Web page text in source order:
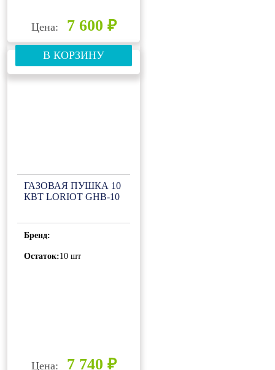
Цена: 7 600 ₽
В КОРЗИНУ
ГАЗОВАЯ ПУШКА 10
КВТ LORIOT GHB-10
Бренд:
Остаток:10 шт
Цена: 7 740 ₽